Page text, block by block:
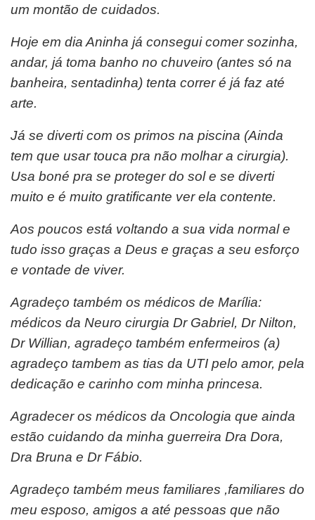
um montão de cuidados.
Hoje em dia Aninha já consegui comer sozinha,
andar, já toma banho no chuveiro (antes só na
banheira, sentadinha) tenta correr é já faz até
arte.
Já se diverti com os primos na piscina (Ainda
tem que usar touca pra não molhar a cirurgia).
Usa boné pra se proteger do sol e se diverti
muito e é muito gratificante ver ela contente.
Aos poucos está voltando a sua vida normal e
tudo isso graças a Deus e graças a seu esforço
e vontade de viver.
Agradeço também os médicos de Marília:
médicos da Neuro cirurgia Dr Gabriel, Dr Nilton,
Dr Willian, agradeço também enfermeiros (a)
agradeço tambem as tias da UTI pelo amor, pela
dedicação e carinho com minha princesa.
Agradecer os médicos da Oncologia que ainda
estão cuidando da minha guerreira Dra Dora,
Dra Bruna e Dr Fábio.
Agradeço também meus familiares ,familiares do
meu esposo, amigos a até pessoas que não